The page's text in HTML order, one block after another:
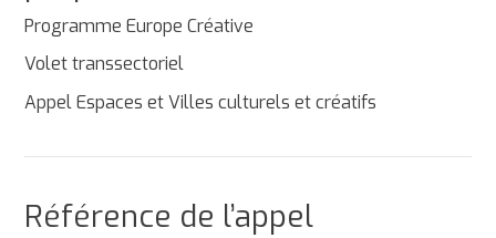
Programme Europe Créative
Volet transsectoriel
Appel Espaces et Villes culturels et créatifs
Référence de l’appel